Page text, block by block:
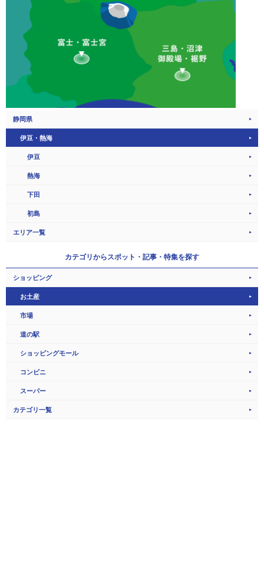
静岡県
伊豆・熱海
伊豆
熱海
下田
初島
エリア一覧
カテゴリからスポット・記事・特集を探す
ショッピング
お土産
市場
道の駅
ショッピングモール
コンビニ
スーパー
カテゴリ一覧